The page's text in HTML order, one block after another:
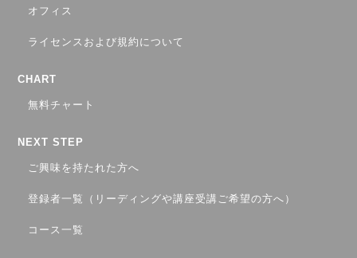
オフィス
ライセンスおよび規約について
CHART
無料チャート
NEXT STEP
ご興味を持たれた方へ
登録者一覧（リーディングや講座受講ご希望の方へ）
コース一覧